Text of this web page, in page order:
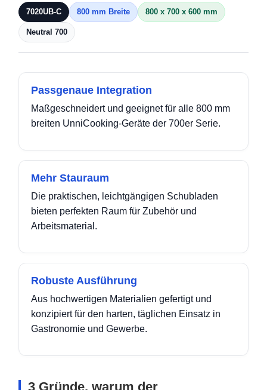
7020UB-C 800 mm Breite 800 x 700 x 600 mm
Neutral 700
Passgenaue Integration
Maßgeschneidert und geeignet für alle 800 mm
breiten UnniCooking-Geräte der 700er Serie.
Mehr Stauraum
Die praktischen, leichtgängigen Schubladen
bieten perfekten Raum für Zubehör und
Arbeitsmaterial.
Robuste Ausführung
Aus hochwertigen Materialien gefertigt und
konzipiert für den harten, täglichen Einsatz in
Gastronomie und Gewerbe.
3 Gründe, warum der